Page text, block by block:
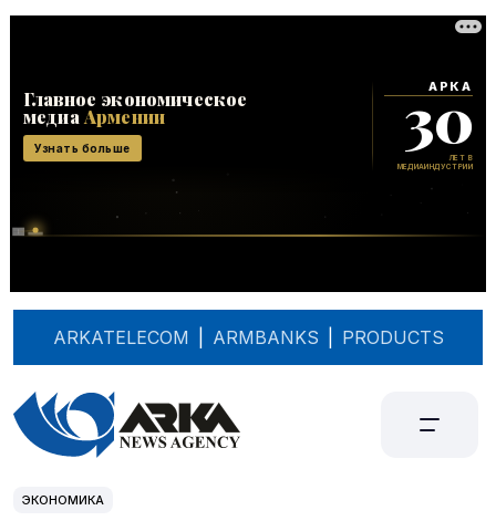
ARKATELECOM ARMBANKS PRODUCTS
ЭКОНОМИКА